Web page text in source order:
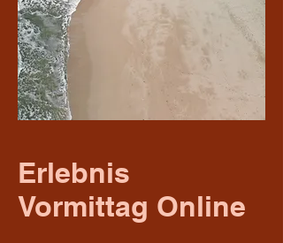
Erlebnis
Vormittag Online